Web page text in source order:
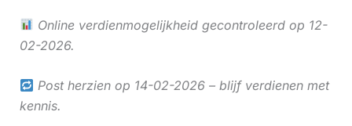
Online verdienmogelijkheid gecontroleerd op 12-
02-2026.
Post herzien op 14-02-2026 – blijf verdienen met
kennis.